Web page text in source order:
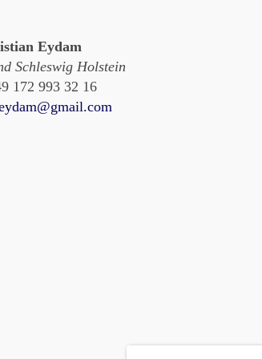
Eydam
Schleswig Holstein
172 993 32 16